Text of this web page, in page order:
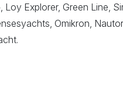
Loy Explorer, Green Line,
Omikron,